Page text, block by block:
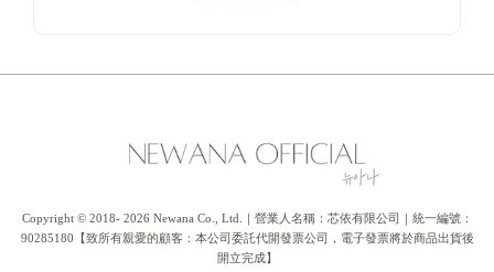
Copyright © 2018- 2026 Newana Co., Ltd.｜營業人名稱：芯依有限公司｜統一編號：
90285180【致所有親愛的顧客：本公司委託代開發票公司，電子發票將於商品出貨後
開立完成】